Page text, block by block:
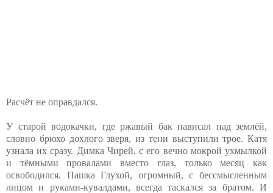
Расчёт не оправдался.
У старой водокачки, где ржавый бак нависал над землёй,
словно брюхо дохлого зверя, из тени выступили трое. Катя
узнала их сразу. Димка Чирей, с его вечно мокрой ухмылкой
и тёмными провалами вместо глаз, только месяц как
освободился. Пашка Глухой, огромный, с бессмысленным
лицом и руками-кувалдами, всегда таскался за братом. И